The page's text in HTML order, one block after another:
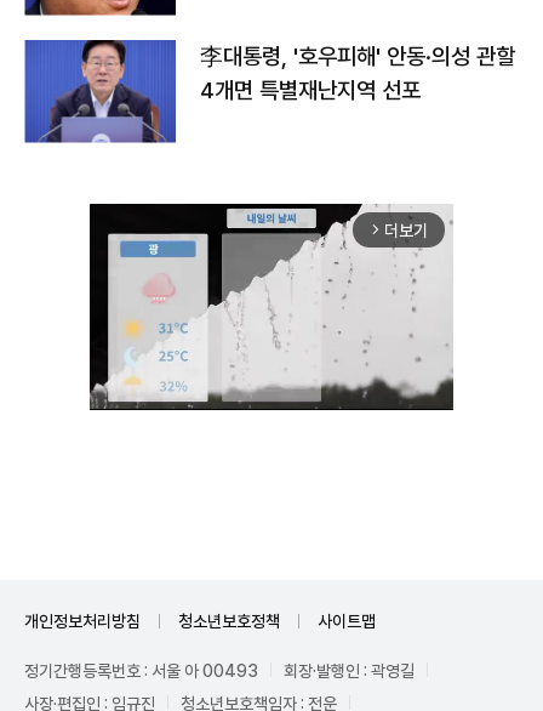
李대통령, '호우피해' 안동·의성 관할
4개면 특별재난지역 선포
arrow_forward_ios 더보기
개인정보처리방침 청소년보호정책 사이트맵
정기간행등록번호 : 서울 아 00493
회장·발행인 : 곽영길
사장·편집인 : 임규진
청소년보호책임자 : 전운